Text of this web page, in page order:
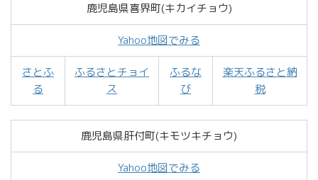
鹿児島県喜界町(キカイチョウ)
Yahoo地図でみる
さとふ
る
ふるさとチョイ
ス
ふるな
び
楽天ふるさと納
税
鹿児島県肝付町(キモツキチョウ)
Yahoo地図でみる